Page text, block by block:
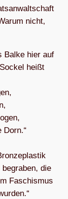
nicht,
Balke hier auf
heißt
die
Faschis­mus